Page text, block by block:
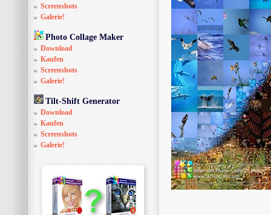
Screenshots
Galerie!
Photo Collage Maker
Download
Kaufen
Screenshots
Galerie!
Tilt-Shift Generator
Download
Kaufen
Screenshots
Galerie!